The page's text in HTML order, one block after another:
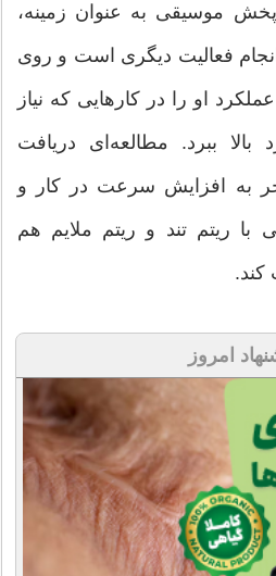
موسیقی به عنوان زمینه،
فعالیت دیگری است و روی
او را در کارهایی که نیاز
ببرد. مطالعه‌ای دریافت
به افزایش سرعت در کار و
ریتم تند و ریتم ملایم هم
کند.
امروز